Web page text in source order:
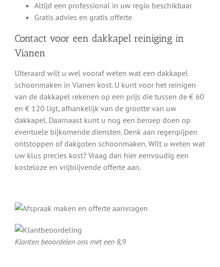
Altijd een professional in uw regio beschikbaar
Gratis advies en gratis offerte
Contact voor een dakkapel reiniging in
Vianen
Uiteraard wilt u wel vooraf weten wat een dakkapel
schoonmaken in Vianen kost. U kunt voor het reinigen
van de dakkapel rekenen op een prijs die tussen de € 60
en € 120 ligt, afhankelijk van de grootte van uw
dakkapel. Daarnaast kunt u nog een beroep doen op
eventuele bijkomende diensten. Denk aan regenpijpen
ontstoppen of dakgoten schoonmaken. Wilt u weten wat
uw klus precies kost? Vraag dan hier eenvoudig een
kosteloze en vrijblijvende offerte aan.
Klanten beoordelen ons met een 8,9